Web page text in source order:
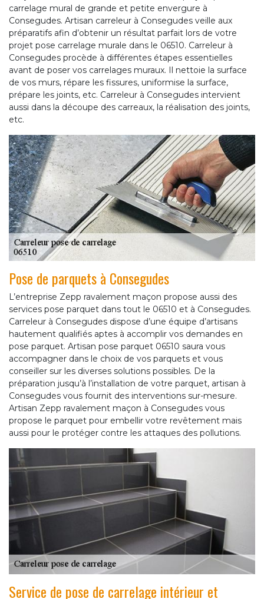
carrelage mural de grande et petite envergure à
Consegudes. Artisan carreleur à Consegudes veille aux
préparatifs afin d’obtenir un résultat parfait lors de votre
projet pose carrelage murale dans le 06510. Carreleur à
Consegudes procède à différentes étapes essentielles
avant de poser vos carrelages muraux. Il nettoie la surface
de vos murs, répare les fissures, uniformise la surface,
prépare les joints, etc. Carreleur à Consegudes intervient
aussi dans la découpe des carreaux, la réalisation des joints,
etc.
Pose de parquets à Consegudes
L’entreprise Zepp ravalement maçon propose aussi des
services pose parquet dans tout le 06510 et à Consegudes.
Carreleur à Consegudes dispose d’une équipe d’artisans
hautement qualifiés aptes à accomplir vos demandes en
pose parquet. Artisan pose parquet 06510 saura vous
accompagner dans le choix de vos parquets et vous
conseiller sur les diverses solutions possibles. De la
préparation jusqu’à l’installation de votre parquet, artisan à
Consegudes vous fournit des interventions sur-mesure.
Artisan Zepp ravalement maçon à Consegudes vous
propose le parquet pour embellir votre revêtement mais
aussi pour le protéger contre les attaques des pollutions.
Service de pose de carrelage intérieur et